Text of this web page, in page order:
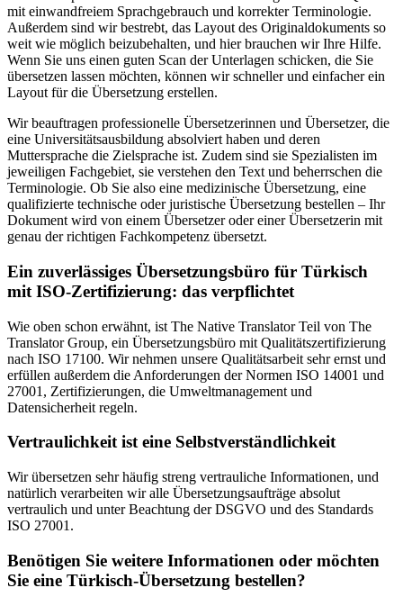
mit einwandfreiem Sprachgebrauch und korrekter Terminologie.
Außerdem sind wir bestrebt, das Layout des Originaldokuments so
weit wie möglich beizubehalten, und hier brauchen wir Ihre Hilfe.
Wenn Sie uns einen guten Scan der Unterlagen schicken, die Sie
übersetzen lassen möchten, können wir schneller und einfacher ein
Layout für die Übersetzung erstellen.
Wir beauftragen professionelle Übersetzerinnen und Übersetzer, die
eine Universitätsausbildung absolviert haben und deren
Muttersprache die Zielsprache ist. Zudem sind sie Spezialisten im
jeweiligen Fachgebiet, sie verstehen den Text und beherrschen die
Terminologie. Ob Sie also eine medizinische Übersetzung, eine
qualifizierte technische oder juristische Übersetzung bestellen – Ihr
Dokument wird von einem Übersetzer oder einer Übersetzerin mit
genau der richtigen Fachkompetenz übersetzt.
Ein zuverlässiges Übersetzungsbüro für Türkisch
mit ISO-Zertifizierung: das verpflichtet
Wie oben schon erwähnt, ist The Native Translator Teil von The
Translator Group, ein Übersetzungsbüro mit Qualitätszertifizierung
nach ISO 17100. Wir nehmen unsere Qualitätsarbeit sehr ernst und
erfüllen außerdem die Anforderungen der Normen ISO 14001 und
27001, Zertifizierungen, die Umweltmanagement und
Datensicherheit regeln.
Vertraulichkeit ist eine Selbstverständlichkeit
Wir übersetzen sehr häufig streng vertrauliche Informationen, und
natürlich verarbeiten wir alle Übersetzungsaufträge absolut
vertraulich und unter Beachtung der DSGVO und des Standards
ISO 27001.
Benötigen Sie weitere Informationen oder möchten
Sie eine Türkisch-Übersetzung bestellen?